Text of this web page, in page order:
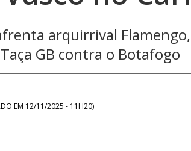
arquirrival
GB contra o Botafogo
EM 12/11/2025 - 11H20)